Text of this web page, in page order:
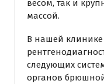
весом, так и
массой.
В нашей клинике
следующих
органов